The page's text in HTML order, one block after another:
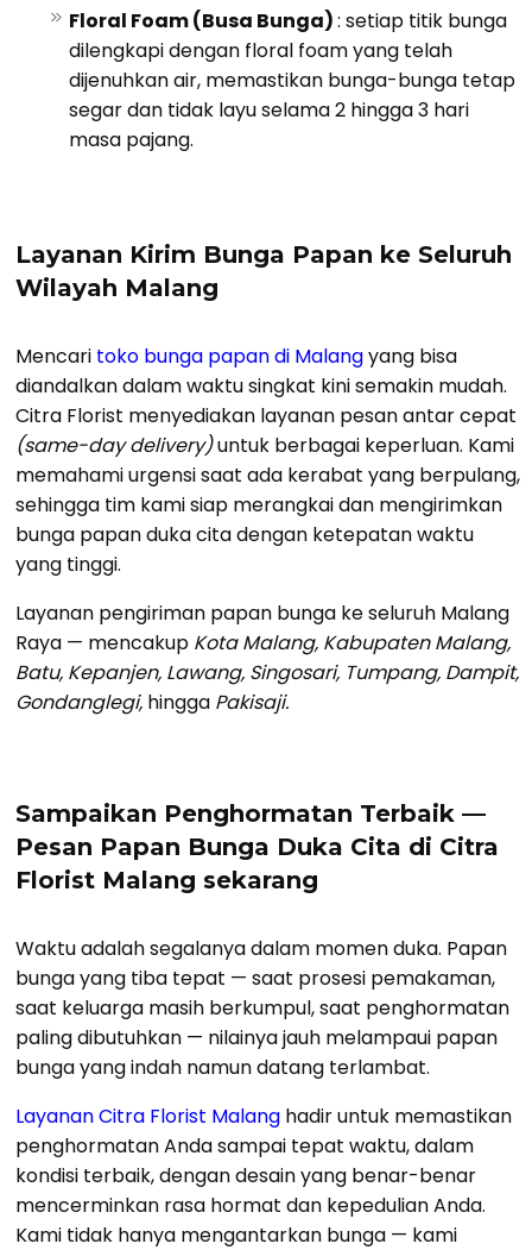
Floral Foam (Busa Bunga): setiap titik bunga
dilengkapi dengan floral foam yang telah
dijenuhkan air, memastikan bunga-bunga tetap
segar dan tidak layu selama 2 hingga 3 hari
masa pajang.
Layanan Kirim Bunga Papan ke Seluruh
Wilayah Malang
Mencari toko bunga papan di Malangyang bisa
diandalkan dalam waktu singkat kini semakin mudah.
Citra Florist menyediakan layanan pesan antar cepat
(same-day delivery)untuk berbagai keperluan. Kami
memahami urgensi saat ada kerabat yang berpulang,
sehingga tim kami siap merangkai dan mengirimkan
bunga papan duka cita dengan ketepatan waktu
yang tinggi.
Layanan pengiriman papan bunga ke seluruh Malang
Raya — mencakup Kota Malang, Kabupaten Malang,
Batu, Kepanjen, Lawang, Singosari, Tumpang, Dampit,
Gondanglegi, hingga Pakisaji.
Sampaikan Penghormatan Terbaik —
Pesan Papan Bunga Duka Cita di Citra
Florist Malang sekarang
Waktu adalah segalanya dalam momen duka. Papan
bunga yang tiba tepat — saat prosesi pemakaman,
saat keluarga masih berkumpul, saat penghormatan
paling dibutuhkan — nilainya jauh melampaui papan
bunga yang indah namun datang terlambat.
Layanan Citra Florist Malang hadir untuk memastikan
penghormatan Anda sampai tepat waktu, dalam
kondisi terbaik, dengan desain yang benar-benar
mencerminkan rasa hormat dan kepedulian Anda.
Kami tidak hanya mengantarkan bunga — kami